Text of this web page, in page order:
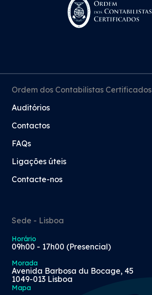
Ordem dos Contabilistas Certificados
Auditórios
Contactos
FAQs
Ligações úteis
Contacte-nos
Sede - Lisboa
Horário
09h00 - 17h00 (Presencial)
Morada
Avenida Barbosa du Bocage, 45
1049-013 Lisboa
Mapa